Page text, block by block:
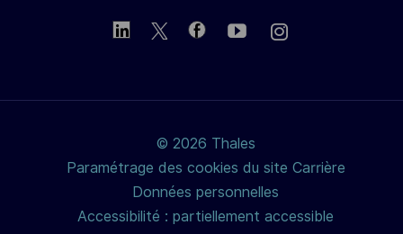
© 2026 Thales
Paramétrage des cookies du site Carrière
Données personnelles
Accessibilité : partiellement accessible